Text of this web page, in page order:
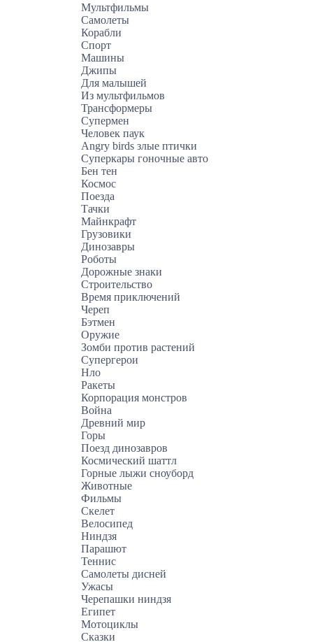
Мультфильмы
Самолеты
Корабли
Спорт
Машины
Джипы
Для малышей
Из мультфильмов
Трансформеры
Супермен
Человек паук
Angry birds злые птички
Суперкары гоночные авто
Бен тен
Космос
Поезда
Тачки
Майнкрафт
Грузовики
Динозавры
Роботы
Дорожные знаки
Строительство
Время приключений
Череп
Бэтмен
Оружие
Зомби против растений
Супергерои
Нло
Ракеты
Корпорация монстров
Война
Древний мир
Горы
Поезд динозавров
Космический шаттл
Горные лыжи сноуборд
Животные
Фильмы
Скелет
Велосипед
Ниндзя
Парашют
Теннис
Самолеты дисней
Ужасы
Черепашки ниндзя
Египет
Мотоциклы
Сказки